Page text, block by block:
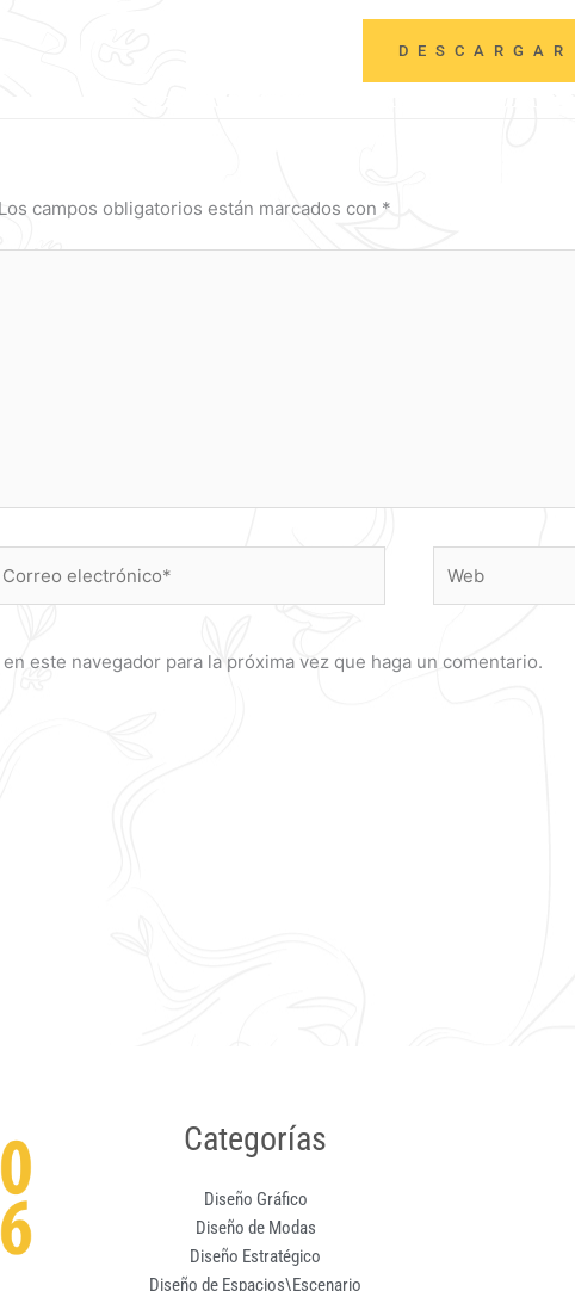
Los campos obligatorios están marcados con *
este navegador para la próxima vez que haga un comentario.
Categorías
Diseño Gráfico
Diseño de Modas
Diseño Estratégico
Diseño de Espacios\Escenario